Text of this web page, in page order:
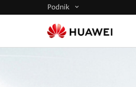
Podnik